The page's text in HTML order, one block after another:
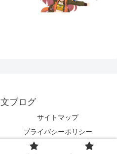
ブログ
サイトマップ
プライバシーポリシー
駄文ブログ.